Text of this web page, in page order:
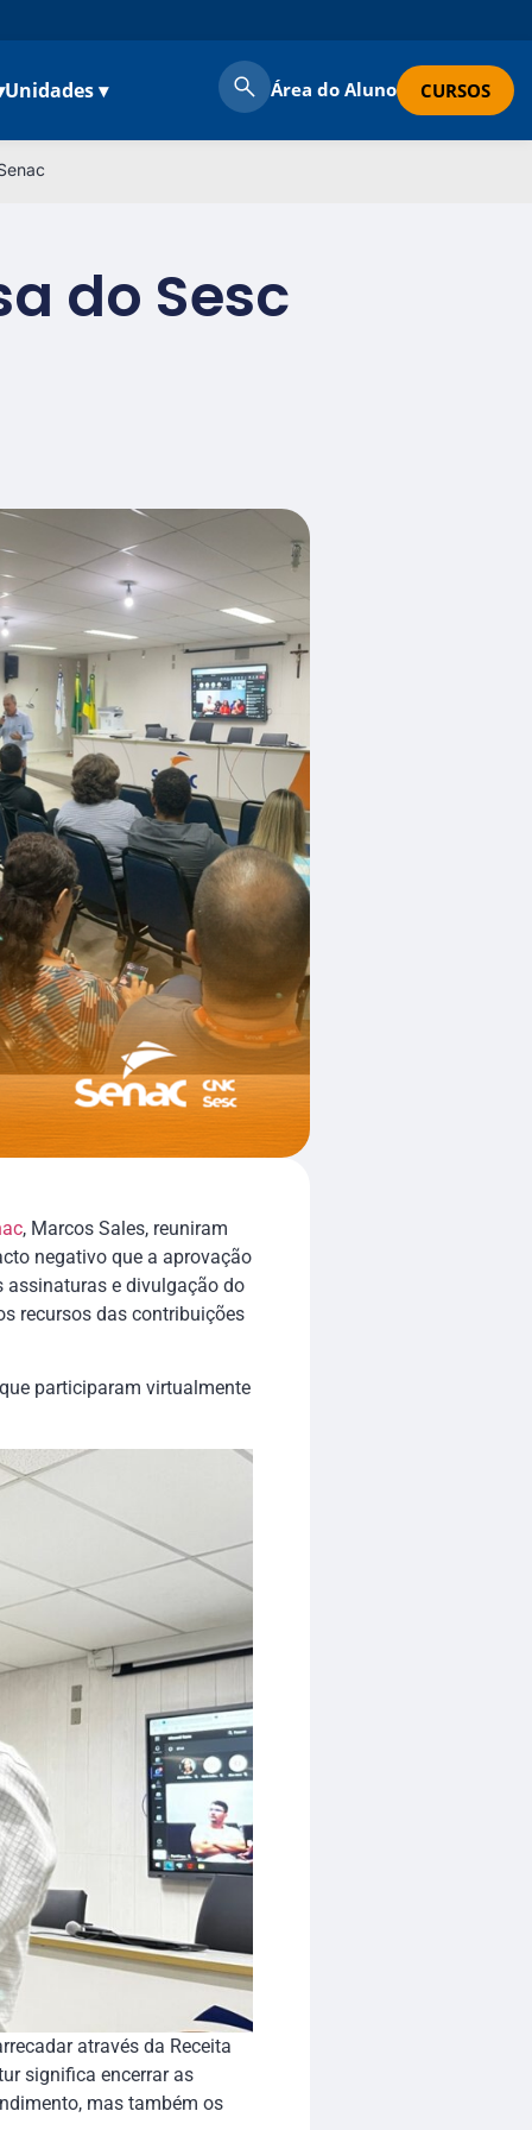
Unidades ▾ Área do Aluno CURSOS
do Sesc
, Marcos Sales, reuniram
negativo que a aprovação
assinaturas e divulgação do
recursos das contribuições
participaram virtualmente
através da Receita
significa encerrar as
mas também os